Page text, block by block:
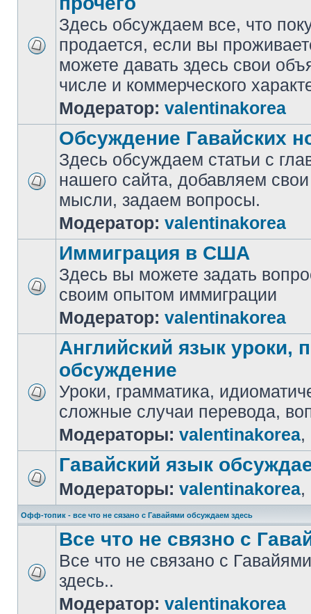
Здесь обсуждаем все, что
продается, если вы
можете давать здесь свои
числе и коммерческого
Модератор: valentinakorea
Обсуждение Гавайских
Здесь обсуждаем статьи с
нашего сайта, добавляем
мысли, задаем вопросы.
Модератор: valentinakorea
Иммиграция в США
Здесь вы можете задать
своим опытом иммиграции
Модератор: valentinakorea
Английский язык уроки,
обсуждение
Уроки, грамматика,
сложные случаи перевода,
Модераторы: valentinakorea,
Гавайский язык
Модераторы: valentinakorea,
Офф-топик - все что не сязано с Гавайями обсуждаем здесь
Все что не связно с
Все что не связано с
здесь..
Модератор: valentinakorea